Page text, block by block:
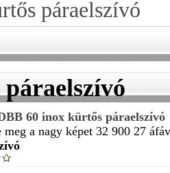
páraelszívó
60 inox kürtős páraelszívó
meg a nagy képet 32 900 27